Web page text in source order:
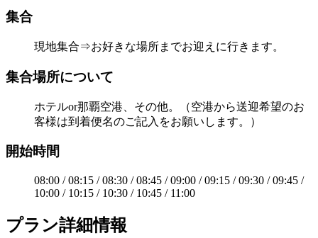
集合
現地集合⇒お好きな場所までお迎えに行きます。
集合場所について
ホテルor那覇空港、その他。（空港から送迎希望のお
客様は到着便名のご記入をお願いします。）
開始時間
08:00 / 08:15 / 08:30 / 08:45 / 09:00 / 09:15 / 09:30 / 09:45 /
10:00 / 10:15 / 10:30 / 10:45 / 11:00
プラン詳細情報